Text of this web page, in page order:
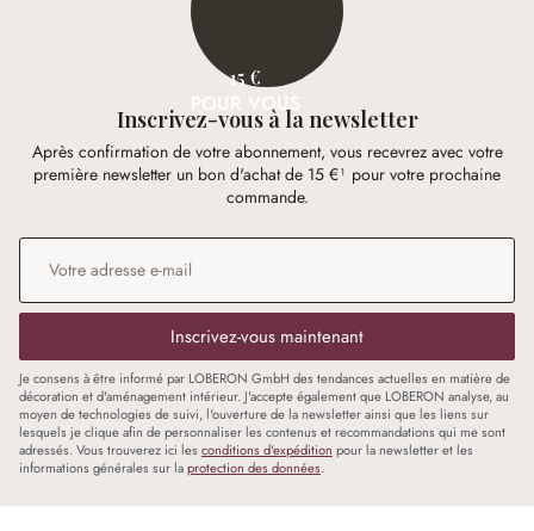
15 €
POUR VOUS
Inscrivez-vous à la newsletter
Après confirmation de votre abonnement, vous recevrez avec votre
première newsletter un bon d'achat de 15 €¹ pour votre prochaine
commande.
Adresse e-mail
Inscrivez-vous maintenant
Je consens à être informé par LOBERON GmbH des tendances actuelles en matière de
décoration et d'aménagement intérieur. J'accepte également que LOBERON analyse, au
moyen de technologies de suivi, l'ouverture de la newsletter ainsi que les liens sur
lesquels je clique afin de personnaliser les contenus et recommandations qui me sont
adressés. Vous trouverez ici les conditions d'expédition pour la newsletter et les
informations générales sur laprotection des données.